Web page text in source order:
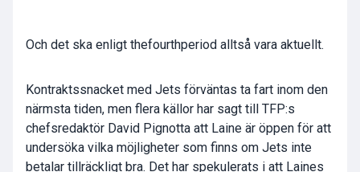
Och det ska enligt thefourthperiod alltså vara aktuellt.
Kontraktssnacket med Jets förväntas ta fart inom den
närmsta tiden, men flera källor har sagt till TFP:s
chefsredaktör David Pignotta att Laine är öppen för att
undersöka vilka möjligheter som finns om Jets inte
betalar tillräckligt bra. Det har spekulerats i att Laines